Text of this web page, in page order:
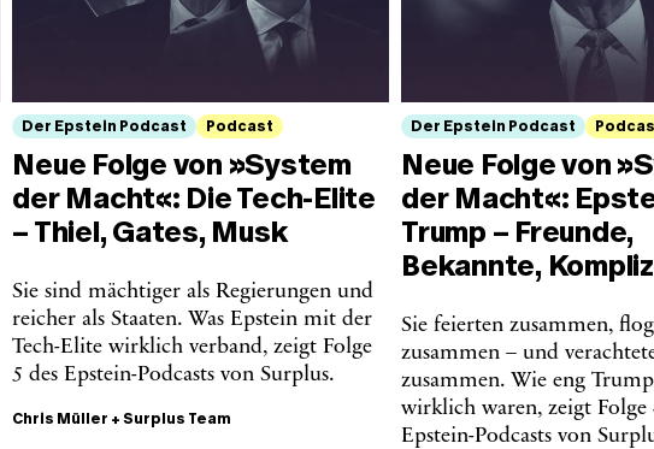
Der Epstein Podcast Podcast
Neue Folge von »System
der Macht«: Die Tech-Elite
– Thiel, Gates, Musk
Sie sind mächtiger als Regierungen und
reicher als Staaten. Was Epstein mit der
Tech-Elite wirklich verband, zeigt Folge
5 des Epstein-Podcasts von Surplus.
Chris Müller +Surplus Team
Der Epstein Podcast
Neue Folge von
der Macht«:
Trump – Freunde,
Bekannte,
Sie feierten zusammen,
zusammen – und
zusammen. Wie eng
wirklich waren, zeigt Folge
Epstein-Podcasts von